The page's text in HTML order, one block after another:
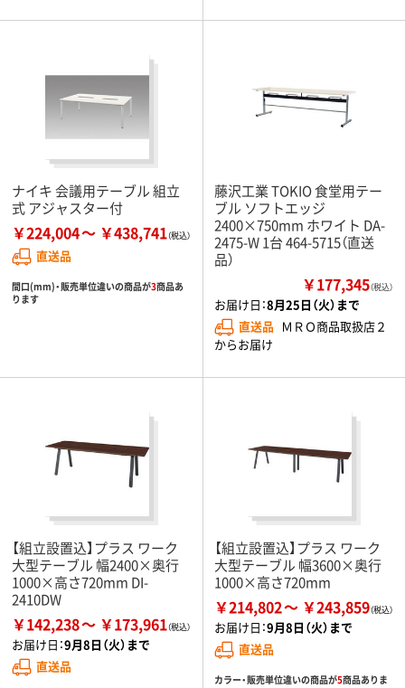
ナイキ 会議用テーブル 組立
式 アジャスター付
￥224,004 ￥438,741
直送品
間口(mm)・販売単位違いの商品が3商品あ
ります
藤沢工業 TOKIO 食堂用テー
ブル ソフトエッジ
2400×750mm ホワイト DA-
2475-W 1台 464-5715（直送
品）
￥177,345（税込）
お届け日：8月25日（火）まで
直送品 ＭＲＯ商品取扱店２
からお届け
【組立設置込】プラス ワーク
大型テーブル 幅2400×奥行
1000×高さ720mm DI-
2410DW
￥142,238 ￥173,961
お届け日：9月8日（火）まで
直送品
【組立設置込】プラス ワーク
大型テーブル 幅3600×奥行
1000×高さ720mm
￥214,802 ￥243,859
お届け日：9月8日（火）まで
直送品
カラー・販売単位違いの商品が5商品ありま